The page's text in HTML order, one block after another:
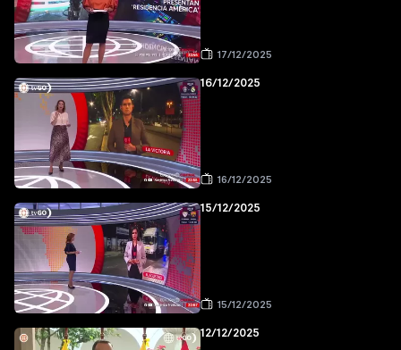
17/12/2025
16/12/2025
16/12/2025
15/12/2025
15/12/2025
12/12/2025